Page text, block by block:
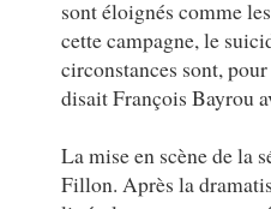
sont éloignés comme
cette campagne, le
circonstances sont,
disait François Bayrou
La mise en scène de la
Fillon. Après la